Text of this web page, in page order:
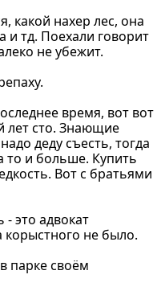
какой нахер лес, она
и тд. Поехали говорит
не убежит.
время, вот вот
лет сто. Знающие
деду съесть, тогда
то и больше. Купить
Вот с братьями
- это адвокат
корыстного не было.
парке своём